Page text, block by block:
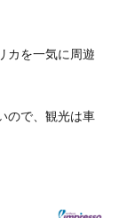
カを一気に周遊
ので、観光は車